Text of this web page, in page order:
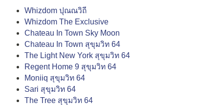
Whizdom ปุณณวิถี
Whizdom The Exclusive
Chateau In Town Sky Moon
Chateau In Town สุขุมวิท 64
The Light New York สุขุมวิท 64
Regent Home 9 สุขุมวิท 64
Moniiq สุขุมวิท 64
Sari สุขุมวิท 64
The Tree สุขุมวิท 64